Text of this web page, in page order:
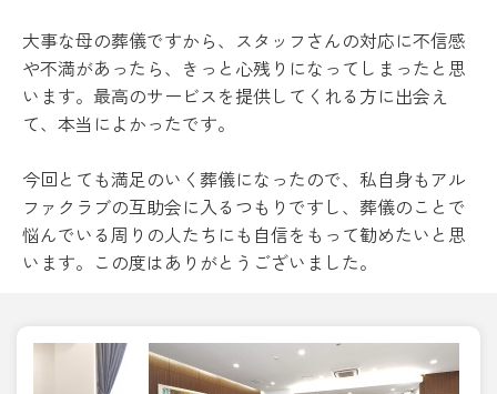
大事な母の葬儀ですから、スタッフさんの対応に不信感
や不満があったら、きっと心残りになってしまったと思
います。最高のサービスを提供してくれる方に出会え
て、本当によかったです。
今回とても満足のいく葬儀になったので、私自身もアル
ファクラブの互助会に入るつもりですし、葬儀のことで
悩んでいる周りの人たちにも自信をもって勧めたいと思
います。この度はありがとうございました。